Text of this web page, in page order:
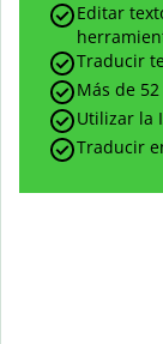
Editar
Traducir
Más de
Utilizar la
Traducir